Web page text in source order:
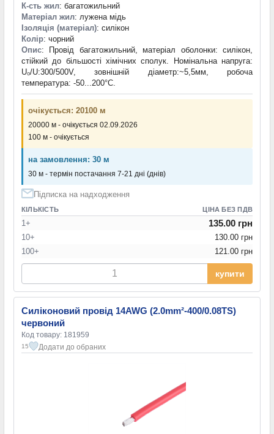
К-сть жил: багатожильний
Матеріал жил: лужена мідь
Ізоляція (матеріал): силікон
Колір: чорний
Опис: Провід багатожильний, матеріал оболонки: силікон,
стійкий до більшості хімічних сполук. Номінальна напруга:
U₀/U:300/500V, зовнішній діаметр:~5,5мм, робоча
температура: -50...200°C.
очікується: 20100 м
20000 м - очікується 02.09.2026
100 м - очікується
на замовлення: 30 м
30 м - термін постачання 7-21 дні (днів)
Підписка на надходження
КІЛЬКІСТЬ ЦІНА БЕЗ ПДВ
1+ 135.00 грн
10+
130.00 грн
100+
121.00 грн
купити
Силіконовий провід 14AWG (2.0mm²-400/0.08TS)
червоний
Код товару: 181959
15 Додати до обраних